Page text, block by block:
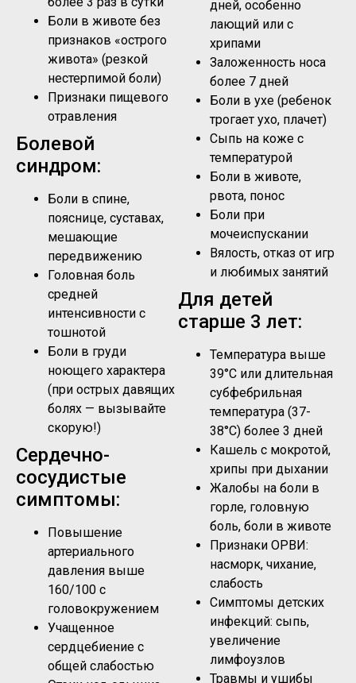
Боли в животе без
признаков «острого
живота» (резкой
нестерпимой боли)
Признаки пищевого
отравления
Болевой
синдром:
Боли в спине,
пояснице, суставах,
мешающие
передвижению
Головная боль
средней
интенсивности с
тошнотой
Боли в груди
ноющего характера
(при острых давящих
болях — вызывайте
скорую!)
Сердечно-
сосудистые
симптомы:
Повышение
артериального
давления выше
160/100 с
головокружением
Учащенное
сердцебиение с
общей слабостью
дней, особенно
лающий или с
хрипами
Заложенность носа
более 7 дней
Боли в ухе (ребенок
трогает ухо, плачет)
Сыпь на коже с
температурой
Боли в животе,
рвота, понос
Боли при
мочеиспускании
Вялость, отказ от игр
и любимых занятий
Для детей
старше 3 лет:
Температура выше
39°C или длительная
субфебрильная
температура (37-
38°C) более 3 дней
Кашель с мокротой,
хрипы при дыхании
Жалобы на боли в
горле, головную
боль, боли в животе
Признаки ОРВИ:
насморк, чихание,
слабость
Симптомы детских
инфекций: сыпь,
увеличение
лимфоузлов
Травмы и ушибы